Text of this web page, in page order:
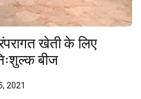
खेती के लिए
बीज
2021